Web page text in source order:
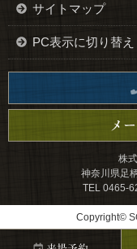
サイトマップ
PC表示に切り替え
株
神奈川県足
TEL 0465-
Copyright©